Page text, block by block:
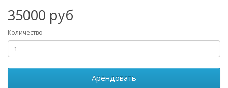
35000 руб
Количество
Арендовать